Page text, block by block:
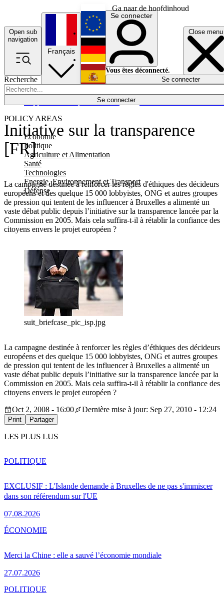
Ga naar de hoofdinhoud
Open sub
navigation
Close menu
Recherche
Se connecter
POLICY AREAS
Economie
Politique
Agriculture et Alimentation
Santé
Technologies
Energie, Environnement et Transport
Défense
Économie
Français
English
Deutsch
Español
Se connecter
Vous êtes déconnecté.
Se connecter
Initiative sur la transparence
[FR]
La campagne destinée à renforcer les règles d'éthiques des décideurs
européens et des quelque 15 000 lobbyistes, ONG et autres groupes
de pression qui tentent de les influencer à Bruxelles a alimenté un
vaste débat public depuis l’initiative sur la transparence lancée par la
Commission en 2005. Mais cela suffira-t-il à rétablir la confiance des
citoyens envers le projet européen ?
suit_briefcase_pic_isp.jpg
La campagne destinée à renforcer les règles d’éthiques des décideurs
européens et des quelque 15 000 lobbyistes, ONG et autres groupes
de pression qui tentent de les influencer à Bruxelles a alimenté un
vaste débat public depuis l’initiative sur la transparence lancée par la
Commission en 2005. Mais cela suffira-t-il à rétablir la confiance des
citoyens envers le projet européen ?
Oct 2, 2008 - 16:00
Dernière mise à jour: Sep 27, 2010 - 12:24
Print Partager
LES PLUS LUS
EXCLUSIF : L'Islande demande à Bruxelles de ne pas s'immiscer
dans son référendum sur l'UE
07.08.2026
POLITIQUE
Merci la Chine : elle a sauvé l’économie mondiale
27.07.2026
ÉCONOMIE
POLITIQUE